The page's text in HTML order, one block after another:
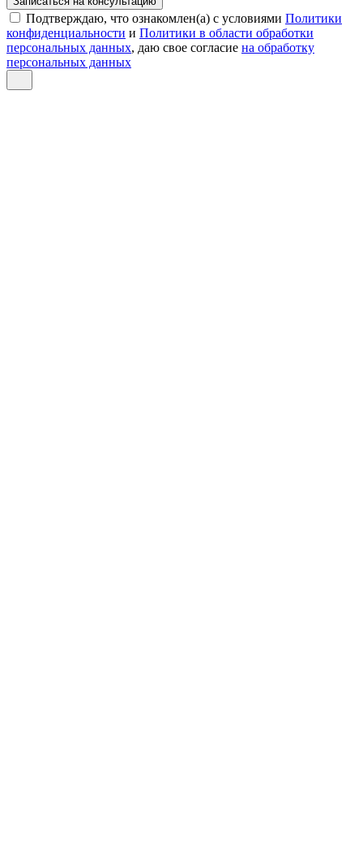
Подтверждаю, что ознакомлен(а) с условиями Политики
конфиденциальности и Политики в области обработки
персональных данных, даю свое согласие на обработку
персональных данных